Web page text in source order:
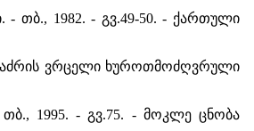
- თბ., 1982. - გვ.49-50. - ქართული
ვრცელი ხუროთმოძღვრული
1995. - გვ.75. - მოკლე ცნობა